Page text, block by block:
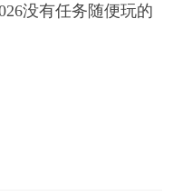
没有任务随便玩的